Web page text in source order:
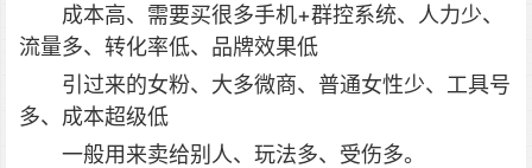
成本高、需要买很多手机+群控系统、人力少、
流量多、转化率低、品牌效果低
引过来的女粉、大多微商、普通女性少、工具号
多、成本超级低
一般用来卖给别人、玩法多、受伤多。